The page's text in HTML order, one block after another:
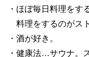
・ほぼ毎日料理をす
料理をするのがス
・酒が好き。
・健康法…サウナ。